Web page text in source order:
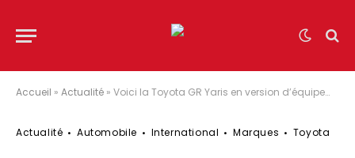
Accueil » Actualité » Voici la Toyota GR Yaris en version d’équipement Aero Performance
Actualité Automobile International Marques Toyota